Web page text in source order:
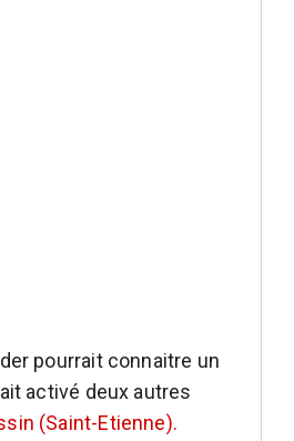
pourrait connaitre un
activé deux autres
(Saint-Etienne).